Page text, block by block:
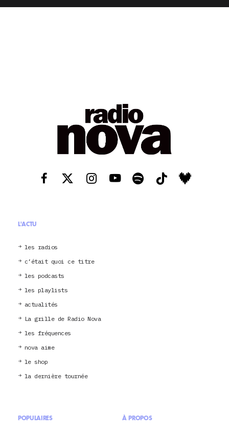
L'ACTU
les radios
c’était quoi ce titre
les podcasts
les playlists
actualités
La grille de Radio Nova
les fréquences
nova aime
le shop
la dernière tournée
POPULAIRES À PROPOS